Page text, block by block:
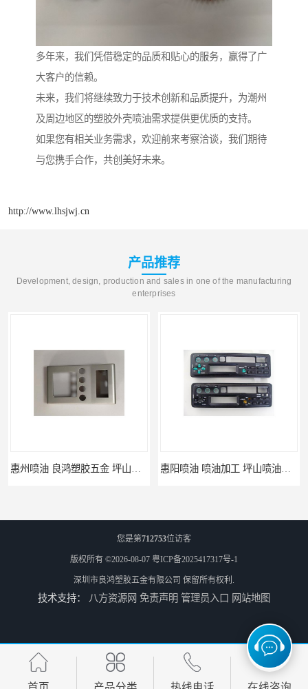
多年来，我们凭借稳定的品质和贴心的服务，赢得了广
大客户的信赖。
未来，我们将继续致力于技术创新和品质提升，为潮州
及周边地区的塑胶外壳喷油需求提供更优质的支持。
如果您有相关业务需求，欢迎前来考察洽谈，我们期待
与您携手合作，共创美好未来。
http://www.lhsjwj.cn
产品推荐
Development, design, production and sales in one of the manufacturing
enterprises
惠州喷油 良鸿塑胶五金 坪山硅胶喷油公司 惠阳喷油 喷油加工 坪山喷油加工
坑梓喷油 喷涂加工 惠州电视盒喷涂 坪地喷油 加工厂 坪地手机壳喷油加工厂
您是第712753位访客
版权所有 ©2026-08-07 粤ICP备2025417317号-1
深圳市良鸿塑胶五金有限公司 保留所有权利.
技术支持： 八方资源网 免责声明 管理员入口 网站地图